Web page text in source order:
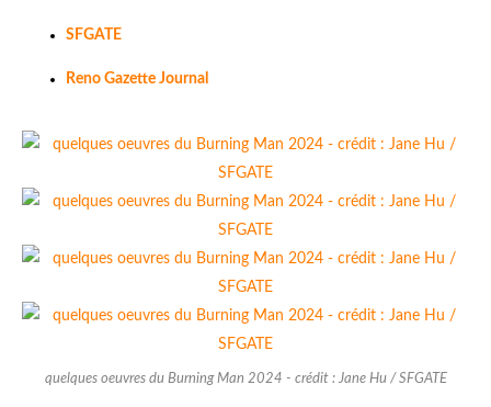
SFGATE
Reno Gazette Journal
quelques oeuvres du Burning Man 2024 - crédit : Jane Hu / SFGATE